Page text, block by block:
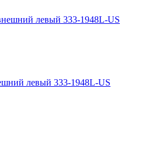
левый 333-1948L-US